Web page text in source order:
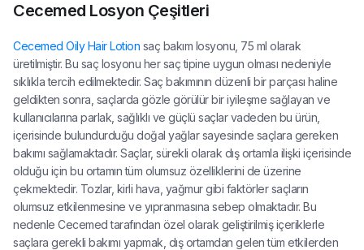
Cecemed Losyon Çeşitleri
Cecemed Oily Hair Lotion saç bakım losyonu, 75 ml olarak
üretilmiştir. Bu saç losyonu her saç tipine uygun olması nedeniyle
sıklıkla tercih edilmektedir. Saç bakımının düzenli bir parçası haline
geldikten sonra, saçlarda gözle görülür bir iyileşme sağlayan ve
kullanıcılarına parlak, sağlıklı ve güçlü saçlar vadeden bu ürün,
içerisinde bulundurduğu doğal yağlar sayesinde saçlara gereken
bakımı sağlamaktadır. Saçlar, sürekli olarak dış ortamla ilişki içerisinde
olduğu için bu ortamın tüm olumsuz özelliklerini de üzerine
çekmektedir. Tozlar, kirli hava, yağmur gibi faktörler saçların
olumsuz etkilenmesine ve yıpranmasına sebep olmaktadır. Bu
nedenle Cecemed tarafından özel olarak geliştirilmiş içeriklerle
saçlara gerekli bakımı yapmak, dış ortamdan gelen tüm etkilerden